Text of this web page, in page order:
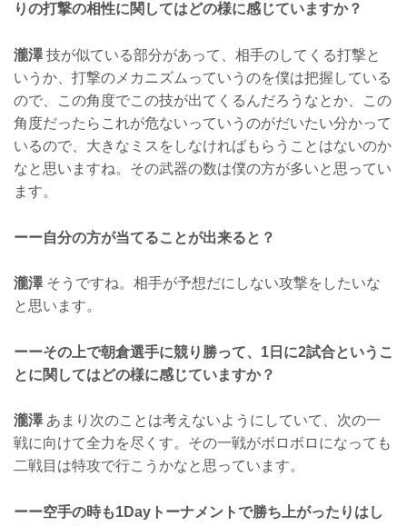
りの打撃の相性に関してはどの様に感じていますか？
瀧澤技が似ている部分があって、相手のしてくる打撃と
いうか、打撃のメカニズムっていうのを僕は把握している
ので、この角度でこの技が出てくるんだろうなとか、この
角度だったらこれが危ないっていうのがだいたい分かって
いるので、大きなミスをしなければもらうことはないのか
なと思いますね。その武器の数は僕の方が多いと思ってい
ます。
ーー自分の方が当てることが出来ると？
瀧澤そうですね。相手が予想だにしない攻撃をしたいな
と思います。
ーーその上で朝倉選手に競り勝って、1日に2試合というこ
とに関してはどの様に感じていますか？
瀧澤あまり次のことは考えないようにしていて、次の一
戦に向けて全力を尽くす。その一戦がボロボロになっても
二戦目は特攻で行こうかなと思っています。
ーー空手の時も1Dayトーナメントで勝ち上がったりはし